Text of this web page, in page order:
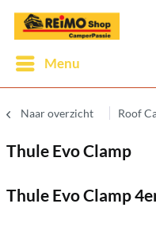
Menu
Naar overzicht Roof
Thule Evo Clamp
Thule Evo Clamp